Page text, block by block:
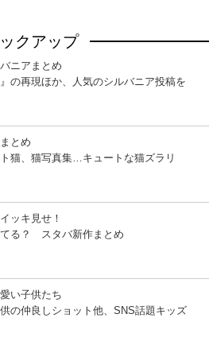
クアップ
ニアまとめ
』の再現ほか、人気のシルバニア投稿を
とめ
猫、猫写真集…キュートな猫ズラリ
ッキ見せ！
る？ スタバ新作まとめ
い子供たち
の仲良しショット他、SNS話題キッズ